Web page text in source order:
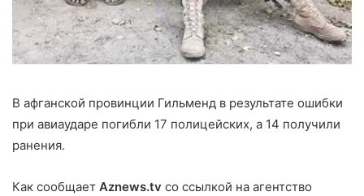
В афганской провинции Гильменд в результате ошибки
при авиаударе погибли 17 полицейских, а 14 получили
ранения.
Как сообщает Aznews.tv со ссылкой на агентство